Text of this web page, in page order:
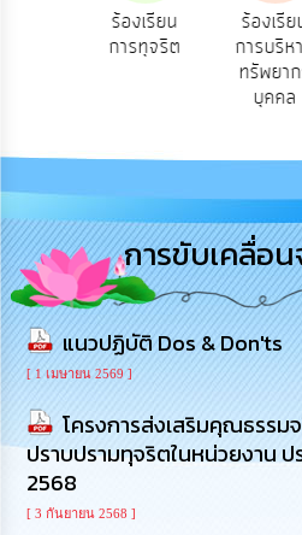
ทรัพยากร
การ
บริหาร
งาน
การ
ส่ง
เสริม
ความ
โปร่งใส
การ
จัด
ร้องเรียน
การทุจริต
ร้องเรี
การบริห
ทรัพยา
บุคคล
การขับเคลื่อ
แนวปฏิบัติ Dos & Don'ts
[ 1 เมษายน 2569 ]
โครงการส่งเสริมคุณธรรม
ปราบปรามทุจริตในหน่วยงาน
2568
[ 3 กันยายน 2568 ]